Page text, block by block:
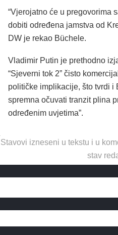
“Vjerojatno će u pregovorima
dobiti određena jamstva od
DW je rekao Büchele.
Vladimir Putin je prethodno
“Sjeverni tok 2” čisto
političke implikacije, što tvrdi i
spremna očuvati tranzit plina
određenim uvjetima”.
Stavovi izneseni u tekstu i u
stav